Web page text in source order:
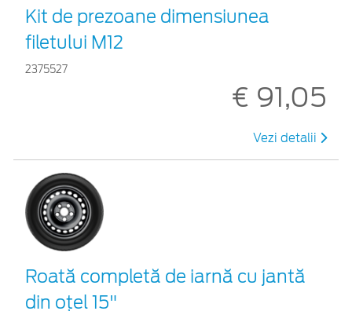
Kit de prezoane dimensiunea
filetului M12
2375527
€ 91,05
Vezi detalii
Roată completă de iarnă cu jantă
din oțel 15"